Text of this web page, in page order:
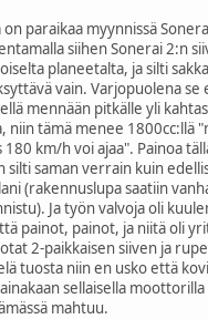
paraikaa myynnissä
siihen Sonerai 2:n
planeetalta, ja silti
vain. Varjopuolena se
mennään pitkälle yli
niin tämä menee 1800cc:llä
km/h voi ajaa". Painoa
silti saman verrain kuin
(rakennuslupa saatiin
Ja työn valvoja oli
painot, painot, ja niitä oli
2-paikkaisen siiven ja
tuosta niin en usko että
sellaisella
mahtuu.